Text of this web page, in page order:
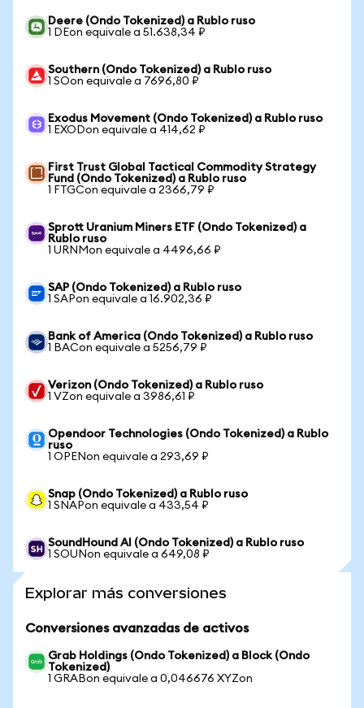
Deere (Ondo Tokenized) a Rublo ruso
1 DEon equivale a 51.638,34 ₽
Southern (Ondo Tokenized) a Rublo ruso
1 SOon equivale a 7696,80 ₽
Exodus Movement (Ondo Tokenized) a Rublo ruso
1 EXODon equivale a 414,62 ₽
First Trust Global Tactical Commodity Strategy
Fund (Ondo Tokenized) a Rublo ruso
1 FTGCon equivale a 2366,79 ₽
Sprott Uranium Miners ETF (Ondo Tokenized) a
Rublo ruso
1 URNMon equivale a 4496,66 ₽
SAP (Ondo Tokenized) a Rublo ruso
1 SAPon equivale a 16.902,36 ₽
Bank of America (Ondo Tokenized) a Rublo ruso
1 BACon equivale a 5256,79 ₽
Verizon (Ondo Tokenized) a Rublo ruso
1 VZon equivale a 3986,61 ₽
Opendoor Technologies (Ondo Tokenized) a Rublo
ruso
1 OPENon equivale a 293,69 ₽
Snap (Ondo Tokenized) a Rublo ruso
1 SNAPon equivale a 433,54 ₽
SoundHound AI (Ondo Tokenized) a Rublo ruso
1 SOUNon equivale a 649,08 ₽
Explorar más conversiones
Conversiones avanzadas de activos
Grab Holdings (Ondo Tokenized) a Block (Ondo
Tokenized)
1 GRABon equivale a 0,046676 XYZon